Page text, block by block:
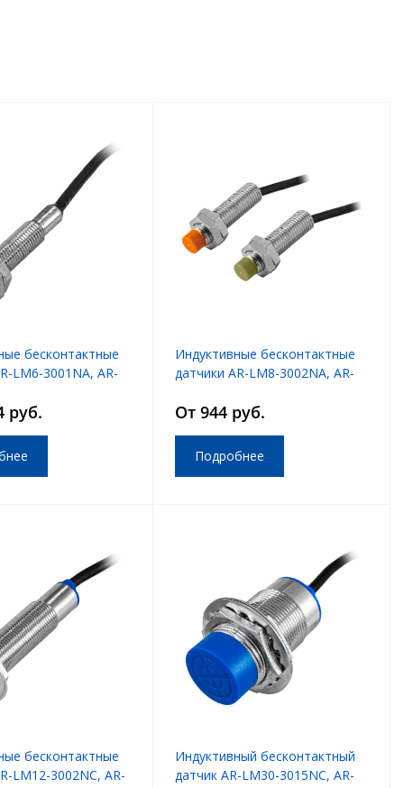
бесконтактные
LM6-3001NA, AR-
руб.
Индуктивные бесконтактные
датчики AR-LM8-3002NA, AR-
От 944 руб.
Подробнее
бесконтактные
LM12-3002NC, AR-
Индуктивный бесконтактный
датчик AR-LM30-3015NC, AR-